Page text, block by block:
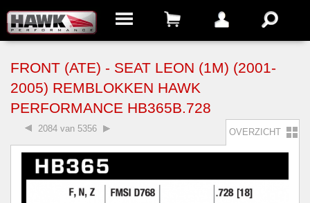
FRONT (ATE) - SEAT LEON (1M) (2001-
2005) REMBLOKKEN HAWK
PERFORMANCE HB365B.728
2084 van 5356 OVERZICHT